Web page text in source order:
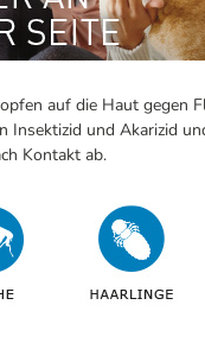
auf die Haut gegen
und Akarizid
Kontakt ab.